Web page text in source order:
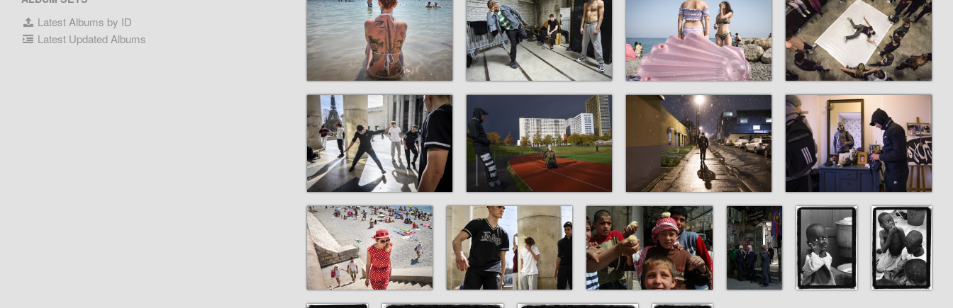
Latest Albums by ID
Latest Updated Albums